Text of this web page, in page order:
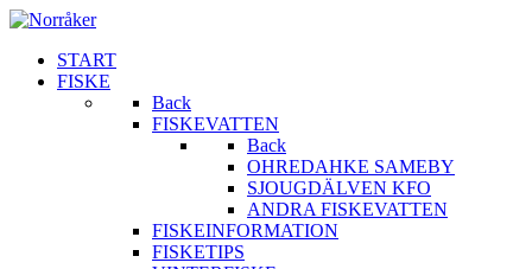
START
FISKE
Back
FISKEVATTEN
Back
OHREDAHKE SAMEBY
SJOUGDÄLVEN KFO
ANDRA FISKEVATTEN
FISKEINFORMATION
FISKETIPS